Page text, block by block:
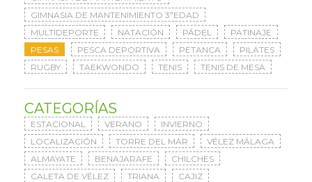
GIMNASIA DE MANTENIMIENTO 3ªEDAD
MULTIDEPORTE
NATACIÓN PÁDEL
PATINAJE
PESAS
PESCA DEPORTIVA PETANCA
PILATES
RUGBY
TAEKWONDO TENIS TENIS DE MESA
CATEGORÍAS
ESTACIONAL VERANO
INVIERNO
LOCALIZACIÓN
TORRE DEL MAR
VÉLEZ MÁLAGA
ALMAYATE
BENAJARAFE
CHILCHES
CALETA DE VÉLEZ
TRIANA CAJIZ